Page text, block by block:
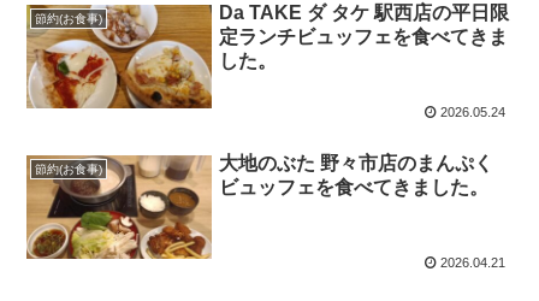
節約(お食事)
Da TAKE ダ タケ 駅西店の平日限
定ランチビュッフェを食べてきま
した。
2026.05.24
節約(お食事)
大地のぶた 野々市店のまんぷく
ビュッフェを食べてきました。
2026.04.21